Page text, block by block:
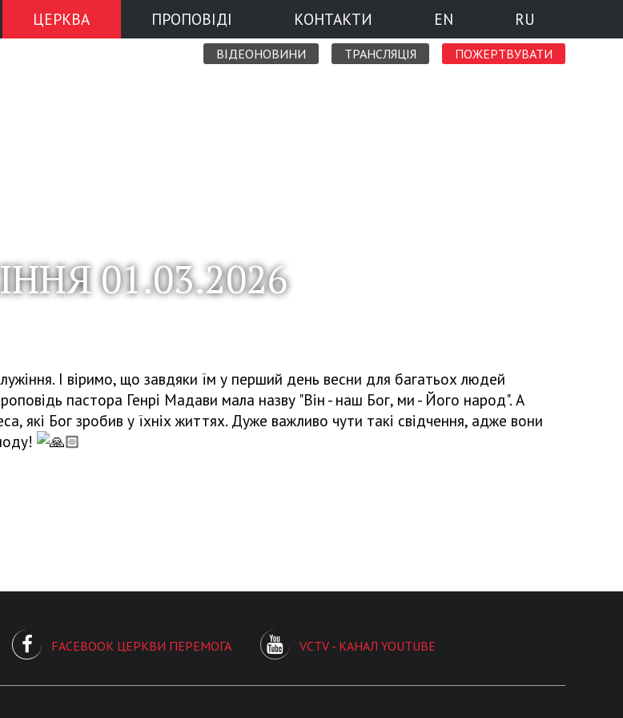
ЦЕРКВА ПРОПОВІДІ КОНТАКТИ EN RU
ВІДЕОНОВИНИ ТРАНСЛЯЦІЯ ПОЖЕРТВУВАТИ
01.03.2026
І віримо, що завдяки їм у перший день весни для багатьох людей
пастора Генрі Мадави мала назву "Він - наш Бог, ми - Його народ". А
які Бог зробив у їхніх життях. Дуже важливо чути такі свідчення, адже вони
FACEBOOK ЦЕРКВИ ПЕРЕМОГА VCTV - КАНАЛ YOUTUBE